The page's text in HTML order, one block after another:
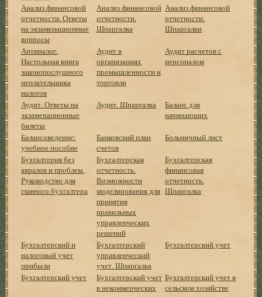
Анализ финансовой
отчетности. Ответы
на экзаменационные
вопросы
Анализ финансовой
отчетности.
Шпаргалка
Анализ финансовой
отчетности.
Шпаргалки
Антиналог.
Настольная книга
законопослушного
неплательщика
налогов
Аудит в
организациях
промышленности и
торговли
Аудит расчетов с
персоналом
Аудит. Ответы на
экзаменационные
билеты
Аудит. Шпаргалка
Баланс для
начинающих
Балансоведение:
учебное пособие
Банковский план
счетов
Больничный лист
Бухгалтерия без
авралов и проблем.
Руководство для
главного бухгалтера
Бухгалтерская
отчетность.
Возможности
моделирования для
принятия
правильных
управленческих
решений
Бухгалтерская
финансовая
отчетность.
Шпаргалка
Бухгалтерский и
налоговый учет
прибыли
Бухгалтерский
управленческий
учет. Шпаргалка
Бухгалтерский учет
Бухгалтерский учет
Бухгалтерский учет
в некоммерческих
Бухгалтерский учет в
сельском хозяйстве